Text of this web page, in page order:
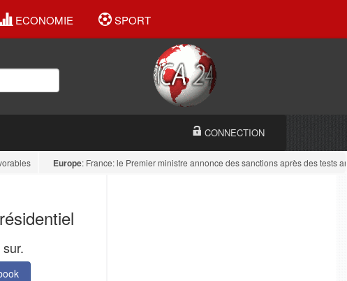
ECONOMIE SPORT
CONNECTION
Europe: France: le Premier ministre annonce des sanctions après des tests